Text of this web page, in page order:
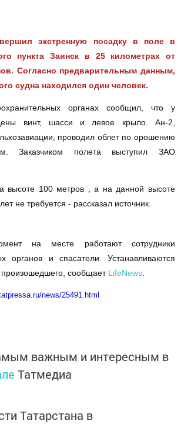
экстренную посадку в поле в
пункта Заинск в 25 километрах от
Согласно предварительным данным,
судна находился один человек.
органах сообщил, что у
винт, шасси и левое крыло. Ан-2,
проводил облет по орошению
Заказчиком полета выступил ЗАО
высоте 100 метров , а на данной высоте
не требуется - рассказал источник.
на месте работают сотрудники
органов и спасатели. Устанавливаются
произошедшего, сообщает LifeNews.
news/25491.html
важным и интересным в
Татмедиа
Татарстана в